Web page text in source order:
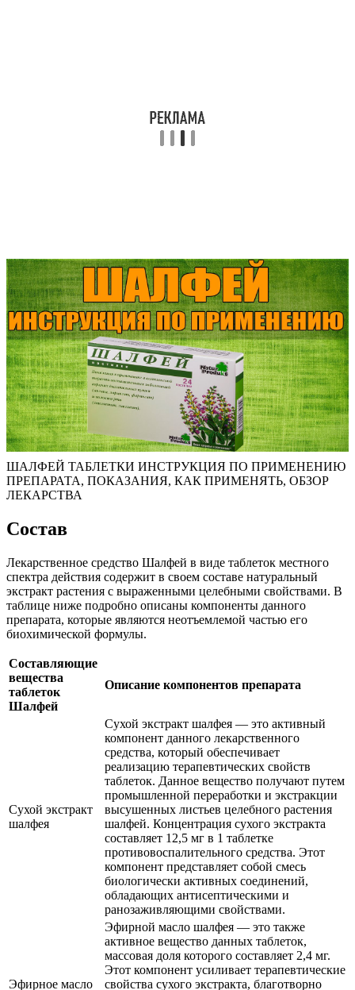
ШАЛФЕЙ ТАБЛЕТКИ ИНСТРУКЦИЯ ПО ПРИМЕНЕНИЮ
ПРЕПАРАТА, ПОКАЗАНИЯ, КАК ПРИМЕНЯТЬ, ОБЗОР
ЛЕКАРСТВА
Состав
Лекарственное средство Шалфей в виде таблеток местного
спектра действия содержит в своем составе натуральный
экстракт растения с выраженными целебными свойствами. В
таблице ниже подробно описаны компоненты данного
препарата, которые являются неотъемлемой частью его
биохимической формулы.
Составляющие
вещества
таблеток
Шалфей
Описание компонентов препарата
Сухой экстракт
шалфея
Сухой экстракт шалфея — это активный
компонент данного лекарственного
средства, который обеспечивает
реализацию терапевтических свойств
таблеток. Данное вещество получают путем
промышленной переработки и экстракции
высушенных листьев целебного растения
шалфей. Концентрация сухого экстракта
составляет 12,5 мг в 1 таблетке
противовоспалительного средства. Этот
компонент представляет собой смесь
биологически активных соединений,
обладающих антисептическими и
ранозаживляющими свойствами.
Эфирное масло
Эфирной масло шалфея — это также
активное вещество данных таблеток,
массовая доля которого составляет 2,4 мг.
Этот компонент усиливает терапевтические
свойства сухого экстракта, благотворно